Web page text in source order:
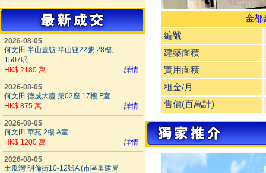
2026-08-05
何文田 半山壹號 半山徑22號 28樓,
1507呎
HK$ 2180 萬
詳情
2026-08-05
何文田 德威大廈 第02座 17樓 F室
HK$ 875 萬
詳情
2026-08-05
何文田 華苑 2樓 A室
HK$ 1200 萬
詳情
2026-08-05
土瓜灣 明倫街10-12號A (市區重建局
金都
編號
建築面積
實用面積
租金/月
售價(百萬計)